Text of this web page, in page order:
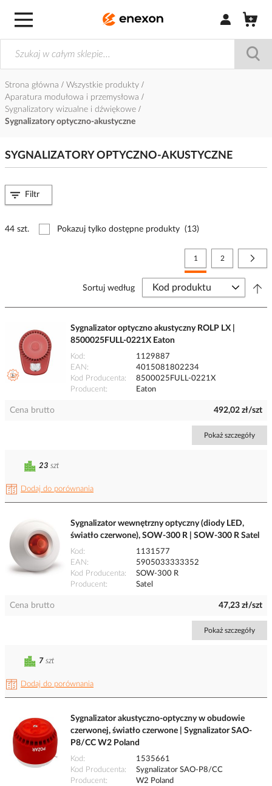
Zaloguj się /
Strona główna
Wszystkie produkty
Aparatura modułowa i przemysłowa
Sygnalizatory wizualne i dźwiękowe
Sygnalizatory optyczno-akustyczne
SYGNALIZATORY OPTYCZNO-AKUSTYCZNE
44 szt. Pokazuj tylko dostępne produkty (13)
Strona
Aktualnie czytasz stronę
1 Strona
2
Sortuj według
Sygnalizator optyczno akustyczny ROLP LX |
8500025FULL-0221X Eaton
Kod
1129887
EAN
4015081802234
Kod Producenta
8500025FULL-0221X
Producent
Eaton
Cena brutto 492,02 zł/szt
Pokaż szczegóły
Dodaj do porównania
23 szt
Sygnalizator wewnętrzny optyczny (diody LED,
światło czerwone), SOW-300 R | SOW-300 R Satel
Kod
1131577
EAN
5905033333352
Kod Producenta
SOW-300 R
Producent
Satel
Cena brutto 47,23 zł/szt
Pokaż szczegóły
Dodaj do porównania
7 szt
Sygnalizator akustyczno-optyczny w obudowie
czerwonej, światło czerwone | Sygnalizator SAO-
P8/CC W2 Poland
Kod
1535661
Kod Producenta
Sygnalizator SAO-P8/CC
Producent
W2 Poland
Filtr